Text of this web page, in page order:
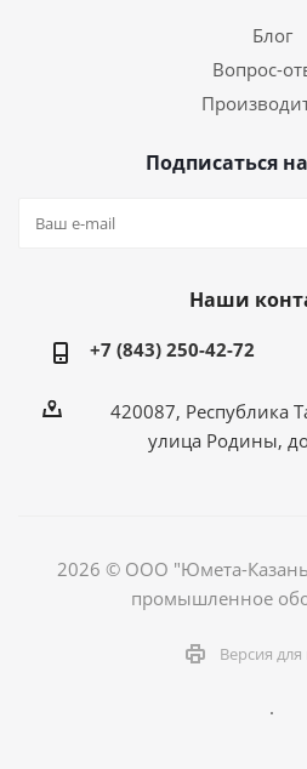
Блог
Вопрос-
Подписаться
Наши
+7 (843) 250-42-72
420087, Республика
улица Родины,
2026 © ООО "Юмета-
промышленное
Версия для
.